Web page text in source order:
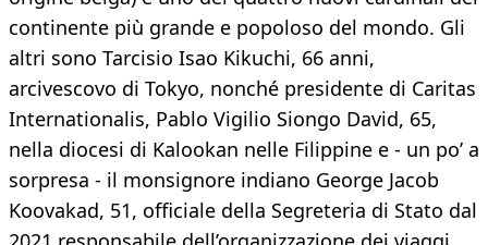
continente più grande e popoloso del mondo. Gli
altri sono Tarcisio Isao Kikuchi, 66 anni,
arcivescovo di Tokyo, nonché presidente di Caritas
Internationalis, Pablo Vigilio Siongo David, 65,
nella diocesi di Kalookan nelle Filippine e - un po’ a
sorpresa - il monsignore indiano George Jacob
Koovakad, 51, officiale della Segreteria di Stato dal